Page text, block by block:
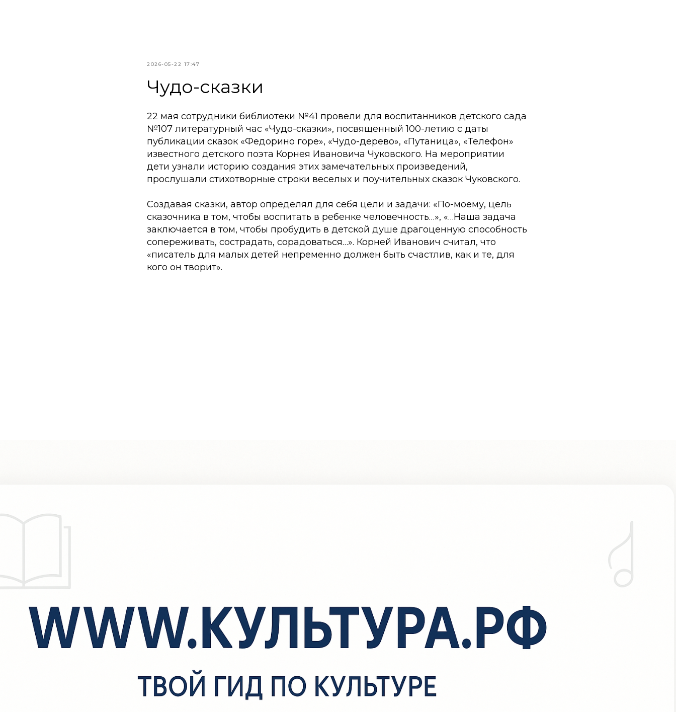
2026-05-22 17:47
Чудо-сказки
22 мая сотрудники библиотеки №41 провели для воспитанников детского сада
№107 литературный час «Чудо-сказки», посвященный 100-летию с даты
публикации сказок «Федорино горе», «Чудо-дерево», «Путаница», «Телефон»
известного детского поэта Корнея Ивановича Чуковского. На мероприятии
дети узнали историю создания этих замечательных произведений,
прослушали стихотворные строки веселых и поучительных сказок Чуковского.
Создавая сказки, автор определял для себя цели и задачи: «По-моему, цель
сказочника в том, чтобы воспитать в ребенке человечность…», «…Наша задача
заключается в том, чтобы пробудить в детской душе драгоценную способность
сопереживать, сострадать, сорадоваться…». Корней Иванович считал, что
«писатель для малых детей непременно должен быть счастлив, как и те, для
кого он творит».